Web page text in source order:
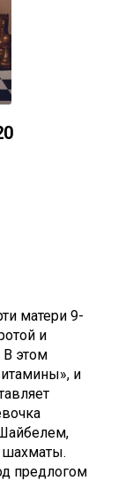
матери 9-
и
В этом
и
шахматы.
предлогом